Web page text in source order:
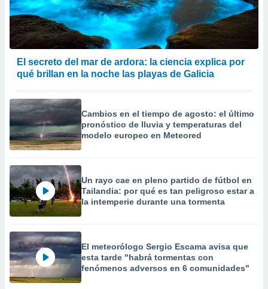
El secreto del mar de ardora: la ciencia explica por
qué brillan en la noche las playas de Galicia
Cambios en el tiempo de agosto: el último
pronóstico de lluvia y temperaturas del
modelo europeo en Meteored
Un rayo cae en pleno partido de fútbol en
Tailandia: por qué es tan peligroso estar a
la intemperie durante una tormenta
El meteorólogo Sergio Escama avisa que
esta tarde "habrá tormentas con
fenómenos adversos en 6 comunidades"